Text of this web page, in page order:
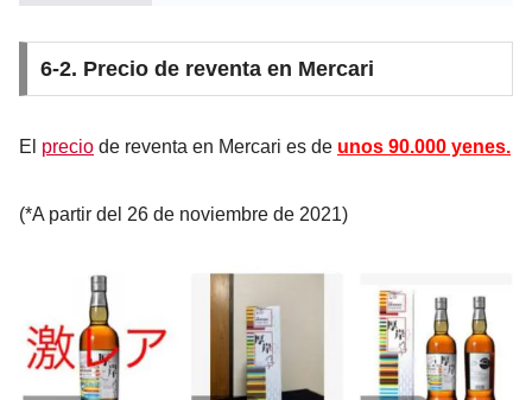
6-2. Precio de reventa en Mercari
El precio de reventa en Mercari es de unos 90.000 yenes.
(*A partir del 26 de noviembre de 2021)